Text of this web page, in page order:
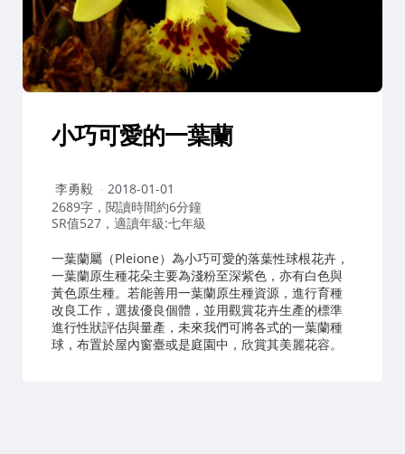
小巧可愛的一葉蘭
作
者：
李勇毅
2018-01-01
2689字，閱讀時間約6分鐘
SR值527，適讀年級:七年級
一葉蘭屬（Pleione）為小巧可愛的落葉性球根花卉，
一葉蘭原生種花朵主要為淺粉至深紫色，亦有白色與
黃色原生種。若能善用一葉蘭原生種資源，進行育種
改良工作，選拔優良個體，並用觀賞花卉生產的標準
進行性狀評估與量產，未來我們可將各式的一葉蘭種
球，布置於屋內窗臺或是庭園中，欣賞其美麗花容。